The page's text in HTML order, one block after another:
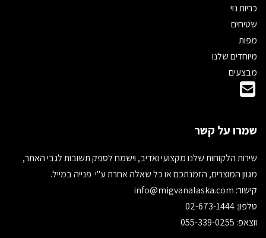
כריות נוי
שטיחים
מפות
מיוחדים שלנו
מבצעים
שמרו על קשר
שירות הלקוחות שלנו מקצועי ואדיב, וישמח לספק תשובות לגבי האתר,
מגוון המוצרים, הזמנתכם או כל שאלה אחרת ע"י פנייה במייל.
קישור:
טלפון: 02-673-1444
ווצאפ: 055-339-0255